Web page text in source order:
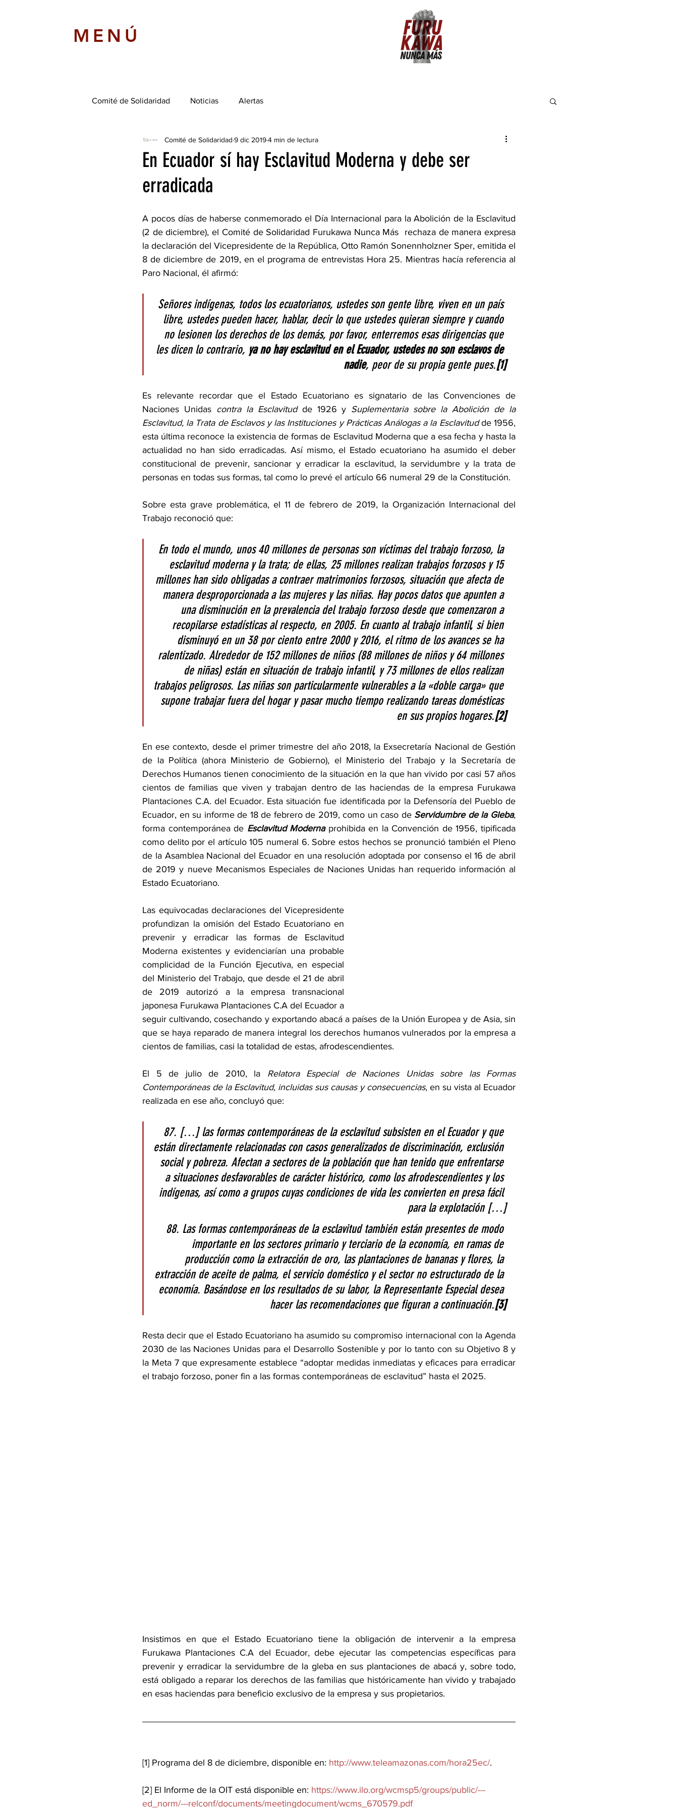
MENÚ
Comité de Solidaridad Noticias Alertas
En Ecuador sí hay Esclavitud Moderna y debe ser
erradicada
Comité de Solidaridad 9 dic 20194 min de lectura
A pocos días de haberse conmemorado el Día Internacional para la Abolición de la Esclavitud
(2 de diciembre), el Comité de Solidaridad Furukawa Nunca Más  rechaza de manera expresa
la declaración del Vicepresidente de la República, Otto Ramón Sonennholzner Sper, emitida el
8 de diciembre de 2019, en el programa de entrevistas Hora 25. Mientras hacía referencia al
Paro Nacional, él afirmó:
Señores indígenas, todos los ecuatorianos, ustedes son gente libre, viven en un país
libre, ustedes pueden hacer, hablar, decir lo que ustedes quieran siempre y cuando
no lesionen los derechos de los demás, por favor, enterremos esas dirigencias que
les dicen lo contrario, ya no hay esclavitud en el Ecuador, ustedes no son esclavos de
nadie, peor de su propia gente pues.[1]
Es relevante recordar que el Estado Ecuatoriano es signatario de las Convenciones de
Naciones Unidas contra la Esclavitud de 1926 y Suplementaria sobre la Abolición de la
Esclavitud, la Trata de Esclavos y las Instituciones y Prácticas Análogas a la Esclavitud de 1956,
esta última reconoce la existencia de formas de Esclavitud Moderna que a esa fecha y hasta la
actualidad no han sido erradicadas. Así mismo, el Estado ecuatoriano ha asumido el deber
constitucional de prevenir, sancionar y erradicar la esclavitud, la servidumbre y la trata de
personas en todas sus formas, tal como lo prevé el artículo 66 numeral 29 de la Constitución.
Sobre esta grave problemática, el 11 de febrero de 2019, la Organización Internacional del
Trabajo reconoció que:
En todo el mundo, unos 40 millones de personas son víctimas del trabajo forzoso, la
esclavitud moderna y la trata; de ellas, 25 millones realizan trabajos forzosos y 15
millones han sido obligadas a contraer matrimonios forzosos, situación que afecta de
manera desproporcionada a las mujeres y las niñas. Hay pocos datos que apunten a
una disminución en la prevalencia del trabajo forzoso desde que comenzaron a
recopilarse estadísticas al respecto, en 2005. En cuanto al trabajo infantil, si bien
disminuyó en un 38 por ciento entre 2000 y 2016, el ritmo de los avances se ha
ralentizado. Alrededor de 152 millones de niños (88 millones de niños y 64 millones
de niñas) están en situación de trabajo infantil, y 73 millones de ellos realizan
trabajos peligrosos. Las niñas son particularmente vulnerables a la «doble carga» que
supone trabajar fuera del hogar y pasar mucho tiempo realizando tareas domésticas
en sus propios hogares.[2]
En ese contexto, desde el primer trimestre del año 2018, la Exsecretaría Nacional de Gestión
de la Política (ahora Ministerio de Gobierno), el Ministerio del Trabajo y la Secretaría de
Derechos Humanos tienen conocimiento de la situación en la que han vivido por casi 57 años
cientos de familias que viven y trabajan dentro de las haciendas de la empresa Furukawa
Plantaciones C.A. del Ecuador. Esta situación fue identificada por la Defensoría del Pueblo de
Ecuador, en su informe de 18 de febrero de 2019, como un caso de Servidumbre de la Gleba,
forma contemporánea de Esclavitud Moderna prohibida en la Convención de 1956, tipificada
como delito por el artículo 105 numeral 6. Sobre estos hechos se pronunció también el Pleno
de la Asamblea Nacional del Ecuador en una resolución adoptada por consenso el 16 de abril
de 2019 y nueve Mecanismos Especiales de Naciones Unidas han requerido información al
Estado Ecuatoriano.
Las equivocadas declaraciones del Vicepresidente
profundizan la omisión del Estado Ecuatoriano en
prevenir y erradicar las formas de Esclavitud
Moderna existentes y evidenciarían una probable
complicidad de la Función Ejecutiva, en especial
del Ministerio del Trabajo, que desde el 21 de abril
de 2019 autorizó a la empresa transnacional
japonesa Furukawa Plantaciones C.A del Ecuador a
seguir cultivando, cosechando y exportando abacá a países de la Unión Europea y de Asia, sin
que se haya reparado de manera integral los derechos humanos vulnerados por la empresa a
cientos de familias, casi la totalidad de estas, afrodescendientes.
El 5 de julio de 2010, la Relatora Especial de Naciones Unidas sobre las Formas
Contemporáneas de la Esclavitud, incluidas sus causas y consecuencias, en su vista al Ecuador
realizada en ese año, concluyó que:
87. […] las formas contemporáneas de la esclavitud subsisten en el Ecuador y que
están directamente relacionadas con casos generalizados de discriminación, exclusión
social y pobreza. Afectan a sectores de la población que han tenido que enfrentarse
a situaciones desfavorables de carácter histórico, como los afrodescendientes y los
indígenas, así como a grupos cuyas condiciones de vida les convierten en presa fácil
para la explotación […]
88. Las formas contemporáneas de la esclavitud también están presentes de modo
importante en los sectores primario y terciario de la economía, en ramas de
producción como la extracción de oro, las plantaciones de bananas y flores, la
extracción de aceite de palma, el servicio doméstico y el sector no estructurado de la
economía. Basándose en los resultados de su labor, la Representante Especial desea
hacer las recomendaciones que figuran a continuación.[3]
Resta decir que el Estado Ecuatoriano ha asumido su compromiso internacional con la Agenda
2030 de las Naciones Unidas para el Desarrollo Sostenible y por lo tanto con su Objetivo 8 y
la Meta 7 que expresamente establece “adoptar medidas inmediatas y eficaces para erradicar
el trabajo forzoso, poner fin a las formas contemporáneas de esclavitud” hasta el 2025.
Insistimos en que el Estado Ecuatoriano tiene la obligación de intervenir a la empresa
Furukawa Plantaciones C.A del Ecuador, debe ejecutar las competencias específicas para
prevenir y erradicar la servidumbre de la gleba en sus plantaciones de abacá y, sobre todo,
está obligado a reparar los derechos de las familias que históricamente han vivido y trabajado
en esas haciendas para beneficio exclusivo de la empresa y sus propietarios.
[1] Programa del 8 de diciembre, disponible en: http://www.teleamazonas.com/hora25ec/.
[2] El Informe de la OIT está disponible en: https://www.ilo.org/wcmsp5/groups/public/---
ed_norm/---relconf/documents/meetingdocument/wcms_670579.pdf